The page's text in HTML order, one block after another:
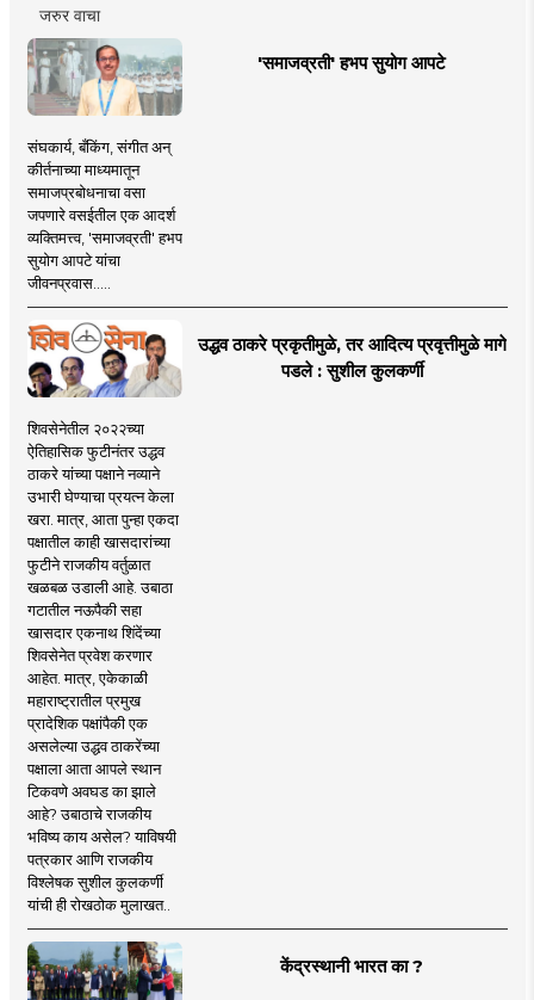
जरुर वाचा
'समाजव्रती' हभप सुयोग आपटे
संघकार्य, बँकिंग, संगीत अन्
कीर्तनाच्या माध्यमातून
समाजप्रबोधनाचा वसा
जपणारे वसईतील एक आदर्श
व्यक्तिमत्त्व, 'समाजव्रती' हभप
सुयोग आपटे यांचा
जीवनप्रवास.....
उद्धव ठाकरे प्रकृतीमुळे, तर आदित्य प्रवृत्तीमुळे मागे
पडले : सुशील कुलकर्णी
शिवसेनेतील २०२२च्या
ऐतिहासिक फुटीनंतर उद्धव
ठाकरे यांच्या पक्षाने नव्याने
उभारी घेण्याचा प्रयत्न केला
खरा. मात्र, आता पुन्हा एकदा
पक्षातील काही खासदारांच्या
फुटीने राजकीय वर्तुळात
खळबळ उडाली आहे. उबाठा
गटातील नऊपैकी सहा
खासदार एकनाथ शिंदेंच्या
शिवसेनेत प्रवेश करणार
आहेत. मात्र, एकेकाळी
महाराष्ट्रातील प्रमुख
प्रादेशिक पक्षांपैकी एक
असलेल्या उद्धव ठाकरेंच्या
पक्षाला आता आपले स्थान
टिकवणे अवघड का झाले
आहे? उबाठाचे राजकीय
भविष्य काय असेल? याविषयी
पत्रकार आणि राजकीय
विश्लेषक सुशील कुलकर्णी
यांची ही रोखठोक मुलाखत..
केंद्रस्थानी भारत का ?